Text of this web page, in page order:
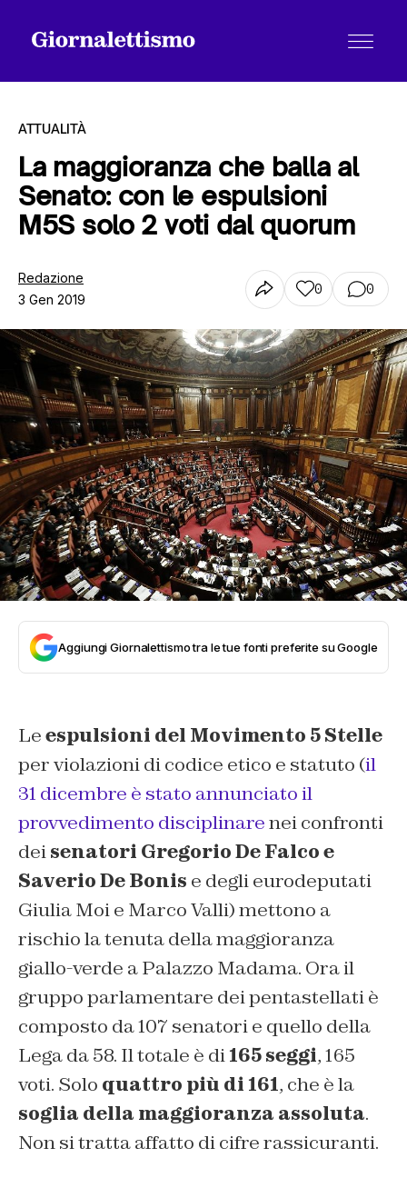
Tutti gli articoli
Chi siamo
Contatti
ATTUALITÀ
La maggioranza che balla al
Senato: con le espulsioni
M5S solo 2 voti dal quorum
Redazione
3 Gen 2019
0 0
Aggiungi Giornalettismo tra le tue fonti preferite su Google
Leespulsioni del Movimento 5 Stelle
per violazioni di codice etico e statuto (il
31 dicembre è stato annunciato il
provvedimento disciplinarenei confronti
deisenatori Gregorio De Falco e
Saverio De Bonis e degli eurodeputati
Giulia Moi e Marco Valli) mettono a
rischio la tenuta della maggioranza
giallo-verde a Palazzo Madama. Ora il
gruppo parlamentare dei pentastellati è
composto da 107 senatori e quello della
Lega da 58. Il totale è di165 seggi, 165
voti. Solo quattro più di 161, che è la
soglia della maggioranza assoluta.
Non si tratta affatto di cifre rassicuranti.